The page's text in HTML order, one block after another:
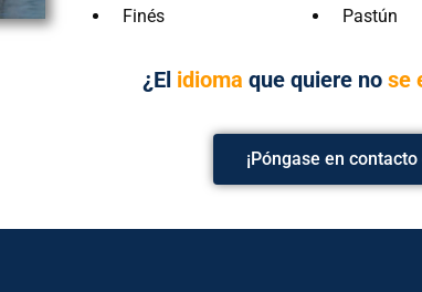
Finés
Pastún
¿El idioma que quiere no se
¡Póngase en